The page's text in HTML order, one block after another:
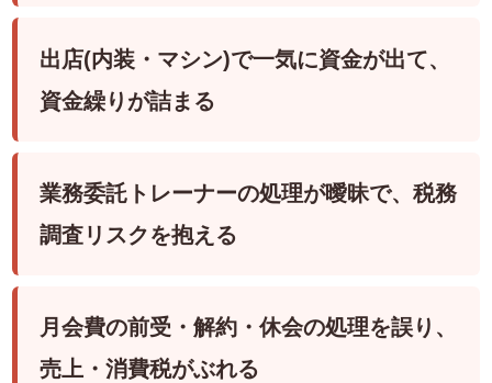
出店(内装・マシン)で一気に資金が出て、
資金繰りが詰まる
業務委託トレーナーの処理が曖昧で、税務
調査リスクを抱える
月会費の前受・解約・休会の処理を誤り、
売上・消費税がぶれる